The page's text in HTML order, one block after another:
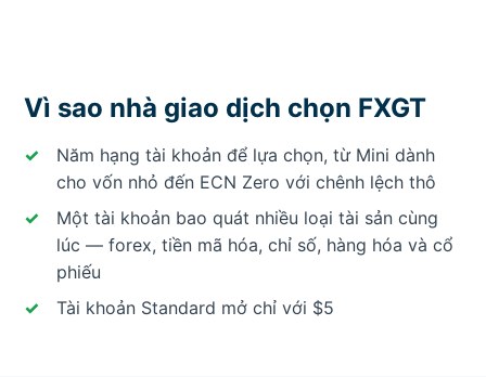
Vì sao nhà giao dịch chọn FXGT
Năm hạng tài khoản để lựa chọn, từ Mini dành
cho vốn nhỏ đến ECN Zero với chênh lệch thô
Một tài khoản bao quát nhiều loại tài sản cùng
lúc — forex, tiền mã hóa, chỉ số, hàng hóa và cổ
phiếu
Tài khoản Standard mở chỉ với $5